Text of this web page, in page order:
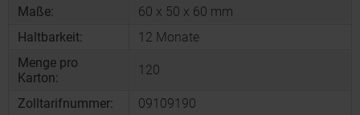
Maße:
60 x 50 x 60 mm
Haltbarkeit:
12 Monate
Menge pro
Karton:
120
Zolltarifnummer:
09109190